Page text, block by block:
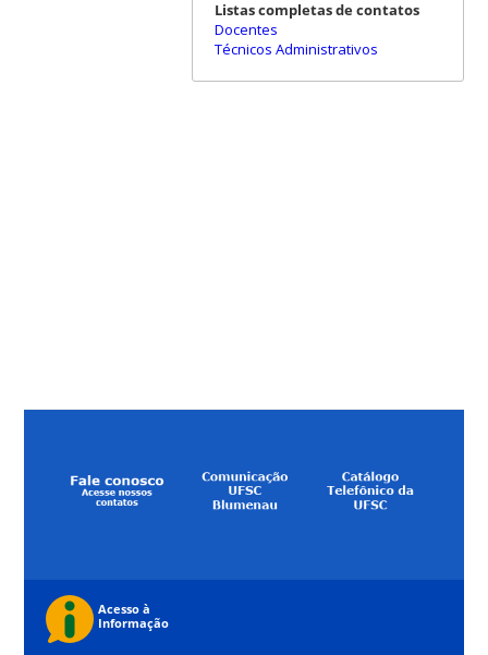
Listas completas de contatos
Docentes
Técnicos Administrativos